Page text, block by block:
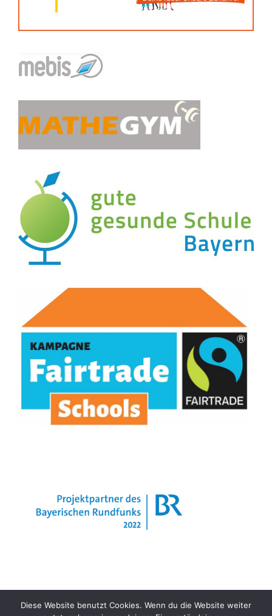
Impressum Datenschutzerklärung
Diese Website benutzt Cookies. Wenn du die Website weiter